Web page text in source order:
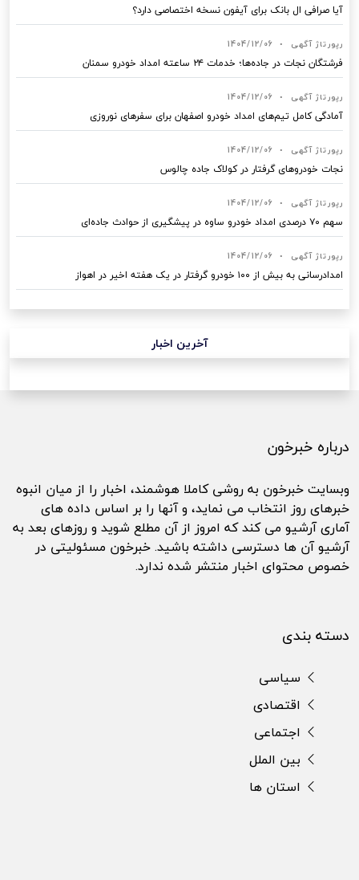
آیا صرافی ال بانک برای آیفون نسخه اختصاصی دارد؟
رپورتاژ آگهی •
1404/12/06
فرشتگان نجات در جاده‌ها؛ خدمات ۲۴ ساعته امداد خودرو سمنان
رپورتاژ آگهی •
1404/12/06
آمادگی کامل تیم‌های امداد خودرو اصفهان برای سفرهای نوروزی
رپورتاژ آگهی •
1404/12/06
نجات خودروهای گرفتار در کولاک جاده چالوس
رپورتاژ آگهی •
1404/12/06
سهم ۷۰ درصدی امداد خودرو ساوه در پیشگیری از حوادث جاده‌ای
رپورتاژ آگهی •
1404/12/06
امدادرسانی به بیش از ۱۰۰ خودرو گرفتار در یک هفته اخیر در اهواز
آخرین اخبار
درباره خبرخون
وبسایت خبرخون به روشی کاملا هوشمند، اخبار را از میان انبوه
خبرهای روز انتخاب می نماید، و آنها را بر اساس داده های
آماری آرشیو می کند که امروز از آن مطلع شوید و روزهای بعد به
آرشیو آن ها دسترسی داشته باشید. خبرخون مسئولیتی در
خصوص محتوای اخبار منتشر شده ندارد.
دسته بندی
سیاسی
اقتصادی
اجتماعی
بین الملل
استان ها